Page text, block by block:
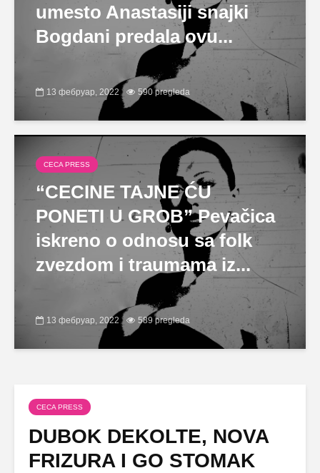
umesto Anastasiji snajki
Bogdani predala ovu...
13 фебруар, 2022 590 pregleda
CECA PRESS
“CECINE TAJNE ĆU
PONETI U GROB” Pevačica
iskreno o odnosu sa folk
zvezdom i traumama iz...
13 фебруар, 2022 589 pregleda
CECA PRESS
DUBOK DEKOLTE, NOVA
FRIZURA I GO STOMAK